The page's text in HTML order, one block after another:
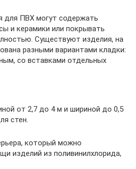
для ПВХ могут содержать
и керамики или покрывать
Существуют изделия, на
разными вариантами кладки:
со вставками отдельных
от 2,7 до 4 м и шириной до 0,5
стен.
который можно
изделий из поливинилхлорида,